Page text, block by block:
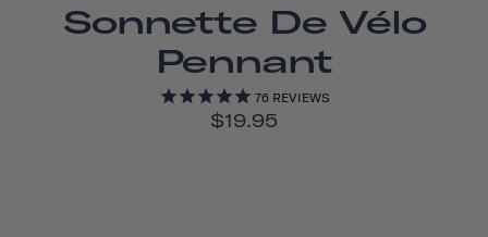
Sonnette De Vélo
Pennant
76 REVIEWS
$19.95